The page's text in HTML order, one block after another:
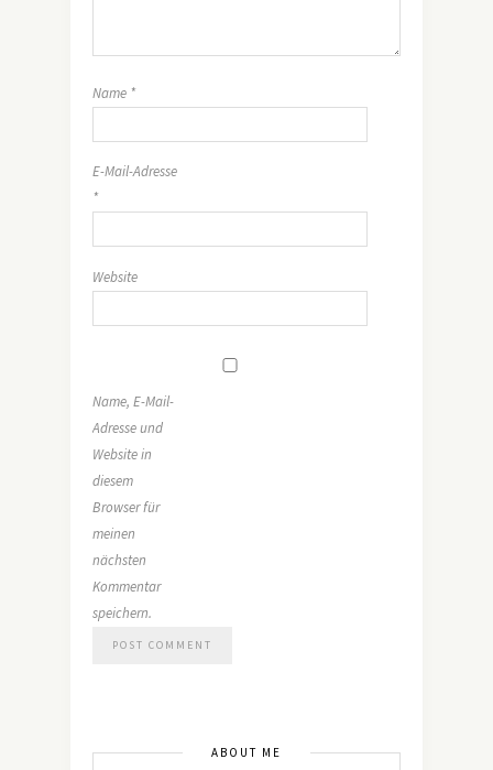
Name *
E-Mail-Adresse
*
Website
Name, E-Mail-
Adresse und
Website in
diesem
Browser für
meinen
nächsten
Kommentar
speichern.
ABOUT ME